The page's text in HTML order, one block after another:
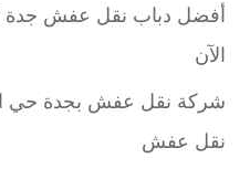
الآن
شركة نقل عفش بجدة حي
نقل عفش